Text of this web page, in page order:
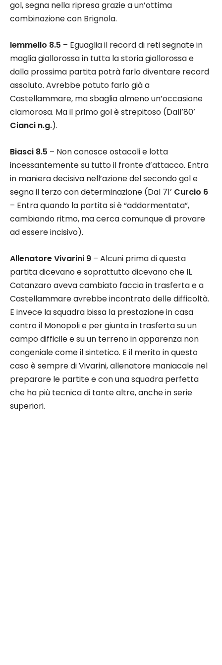
gol, segna nella ripresa grazie a un’ottima
combinazione con Brignola.
Iemmello 8.5 – Eguaglia il record di reti segnate in
maglia giallorossa in tutta la storia giallorossa e
dalla prossima partita potrà farlo diventare record
assoluto. Avrebbe potuto farlo già a
Castellammare, ma sbaglia almeno un’occasione
clamorosa. Ma il primo gol è strepitoso (Dall’80’
Cianci n.g.).
Biasci 8.5 – Non conosce ostacoli e lotta
incessantemente su tutto il fronte d’attacco. Entra
in maniera decisiva nell’azione del secondo gol e
segna il terzo con determinazione (Dal 71’ Curcio 6
– Entra quando la partita si è “addormentata”,
cambiando ritmo, ma cerca comunque di provare
ad essere incisivo).
Allenatore Vivarini 9 – Alcuni prima di questa
partita dicevano e soprattutto dicevano che IL
Catanzaro aveva cambiato faccia in trasferta e a
Castellammare avrebbe incontrato delle difficoltà.
E invece la squadra bissa la prestazione in casa
contro il Monopoli e per giunta in trasferta su un
campo difficile e su un terreno in apparenza non
congeniale come il sintetico. E il merito in questo
caso è sempre di Vivarini, allenatore maniacale nel
preparare le partite e con una squadra perfetta
che ha più tecnica di tante altre, anche in serie
superiori.